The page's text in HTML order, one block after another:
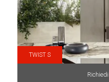
TWIST S